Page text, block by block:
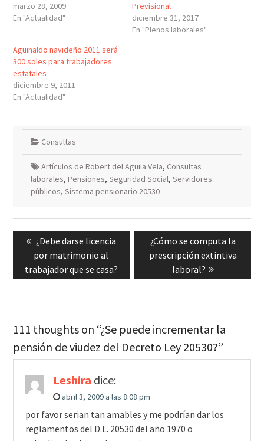
marzo 28, 2009
En "Actualidad"
Previsional
diciembre 31, 2017
En "Plenos laborales"
Aguinaldo navideño 2011 será
300 soles para trabajadores
estatales
diciembre 9, 2011
En "Actualidad"
Consultas
Artículos de Robert del Aguila Vela, Consultas
laborales, Pensiones, Seguridad Social, Servidores
públicos, Sistema pensionario 20530
Navegación
entradas
Previous
post:
¿Debe darse licencia
por matrimonio al
trabajador que se casa?
Next
post:
¿Cómo se computa la
prescripción extintiva
laboral?
111 thoughts on “¿Se puede incrementar la
pensión de viudez del Decreto Ley 20530?”
Leshira dice:
abril 3, 2009 a las 8:08 pm
por favor serian tan amables y me podrían dar los
reglamentos del D.L. 20530 del año 1970 o